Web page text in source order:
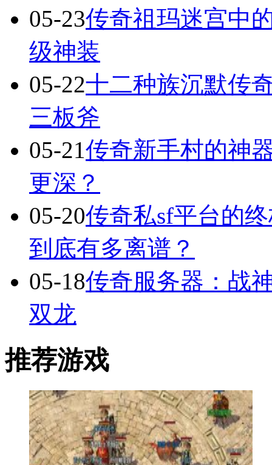
05-23传奇祖玛迷宫中
级神装
05-22十二种族沉默传
三板斧
05-21传奇新手村的神
更深？
05-20传奇私sf平台的
到底有多离谱？
05-18传奇服务器：战
双龙
推荐游戏